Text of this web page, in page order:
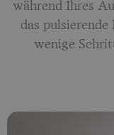
während Ihres
das pulsierende
wenige